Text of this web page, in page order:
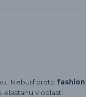
Nebuď proto fashion
elastanu v oblasti